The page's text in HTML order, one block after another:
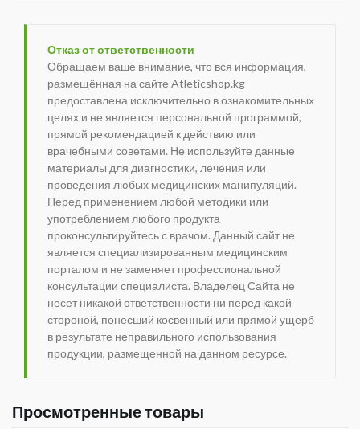
Отказ от ответственности
Обращаем ваше внимание, что вся информация,
размещённая на сайте Atleticshop.kg
предоставлена исключительно в ознакомительных
целях и не является персональной программой,
прямой рекомендацией к действию или
врачебными советами. Не используйте данные
материалы для диагностики, лечения или
проведения любых медицинских манипуляций.
Перед применением любой методики или
употреблением любого продукта
проконсультируйтесь с врачом. Данный сайт не
является специализированным медицинским
порталом и не заменяет профессиональной
консультации специалиста. Владелец Сайта не
несет никакой ответственности ни перед какой
стороной, понесший косвенный или прямой ущерб
в результате неправильного использования
продукции, размещенной на данном ресурсе.
Просмотренные товары